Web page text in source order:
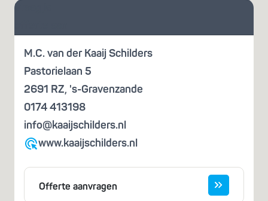
Vraag je
M.C. van der Kaaij Schilders
Pastorielaan 5
2691 RZ, 's-Gravenzande
0174 413198
info@kaaijschilders.nl
www.kaaijschilders.nl
Offerte aanvragen